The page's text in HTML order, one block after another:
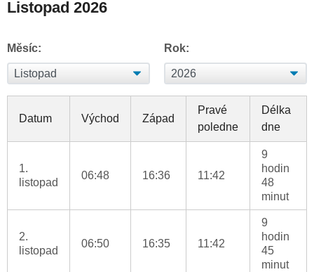
Listopad 2026
Měsíc: Rok:
Datum Východ Západ
Pravé
poledne
Délka
dne
1.
listopad
06:48 16:36 11:42
9
hodin
48
minut
2.
listopad
06:50 16:35 11:42
9
hodin
45
minut